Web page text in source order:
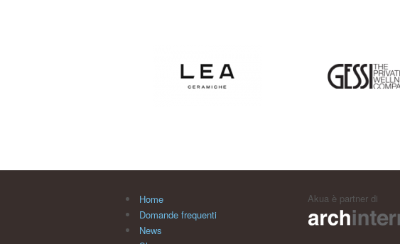
Home
Domande frequenti
News
Akua è partner di